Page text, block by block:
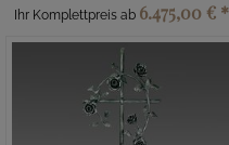
Ihr Komplettpreis ab 6.475,00 € *